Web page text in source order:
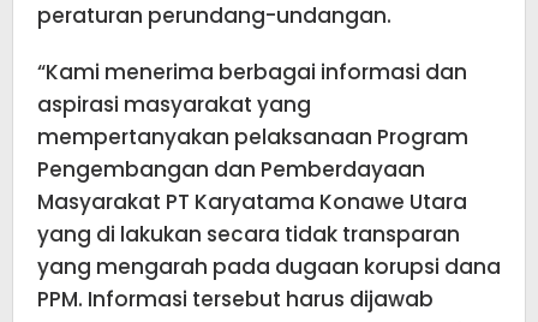
peraturan perundang-undangan.
“Kami menerima berbagai informasi dan
aspirasi masyarakat yang
mempertanyakan pelaksanaan Program
Pengembangan dan Pemberdayaan
Masyarakat PT Karyatama Konawe Utara
yang di lakukan secara tidak transparan
yang mengarah pada dugaan korupsi dana
PPM. Informasi tersebut harus dijawab